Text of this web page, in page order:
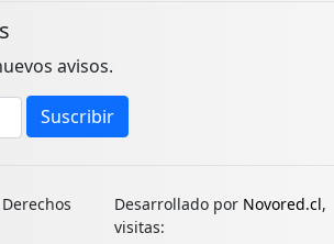
avisos.
Suscribir
Desarrollado por Novored.cl,
visitas: